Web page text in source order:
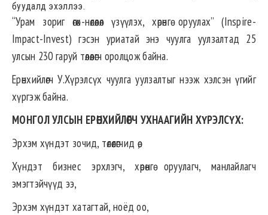
буудалд эхэллээ.
“Урам зориг өгөх-нөлөөлөл үзүүлэх, хөрөнгө оруулах” (Inspire-
Impact-Invest) гэсэн уриатай энэ чуулга уулзалтад 25
улсын 230 гаруй төлөөлөгч оролцож байна.
Ерөнхийлөгч У.Хүрэлсүх чуулга уулзалтыг нээж хэлсэн үгийг
хүргэж байна.
МОНГОЛ УЛСЫН ЕРӨНХИЙЛӨГЧ УХНААГИЙН ХҮРЭЛСҮХ:
Эрхэм хүндэт зочид, төлөөлөгчид өө,
Хүндэт бизнес эрхлэгч, хөрөнгө оруулагч, манлайлагч
эмэгтэйчүүд ээ,
Эрхэм хүндэт хатагтай, ноёд оо,